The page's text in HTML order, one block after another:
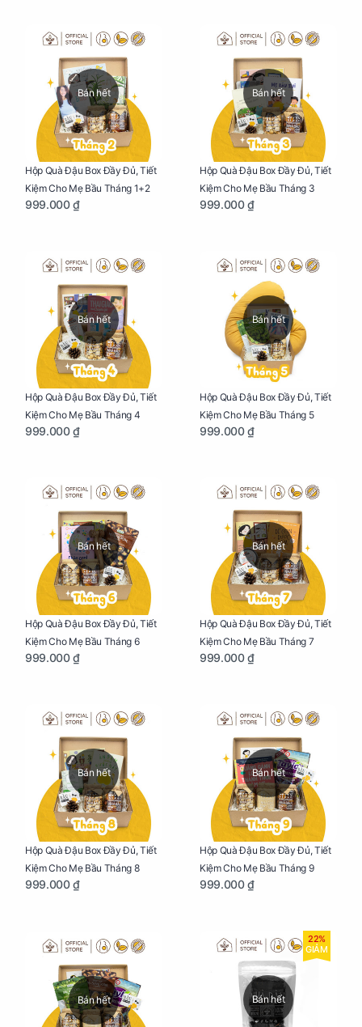
Bán hết
Hộp Quà Đậu Box Đầy Đủ, Tiết
Kiệm Cho Mẹ Bầu Tháng 1+2
999.000 ₫
Bán hết
Hộp Quà Đậu Box Đầy Đủ, Tiết
Kiệm Cho Mẹ Bầu Tháng 3
999.000 ₫
Bán hết
Hộp Quà Đậu Box Đầy Đủ, Tiết
Kiệm Cho Mẹ Bầu Tháng 4
999.000 ₫
Bán hết
Hộp Quà Đậu Box Đầy Đủ, Tiết
Kiệm Cho Mẹ Bầu Tháng 5
999.000 ₫
Bán hết
Hộp Quà Đậu Box Đầy Đủ, Tiết
Kiệm Cho Mẹ Bầu Tháng 6
999.000 ₫
Bán hết
Hộp Quà Đậu Box Đầy Đủ, Tiết
Kiệm Cho Mẹ Bầu Tháng 7
999.000 ₫
Bán hết
Hộp Quà Đậu Box Đầy Đủ, Tiết
Kiệm Cho Mẹ Bầu Tháng 8
999.000 ₫
Bán hết
Hộp Quà Đậu Box Đầy Đủ, Tiết
Kiệm Cho Mẹ Bầu Tháng 9
999.000 ₫
Bán hết Bán hết
22%
GIẢM